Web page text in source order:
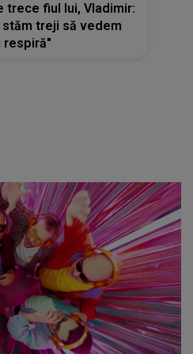
trece fiul lui, Vladimir:
treji să vedem
respiră"